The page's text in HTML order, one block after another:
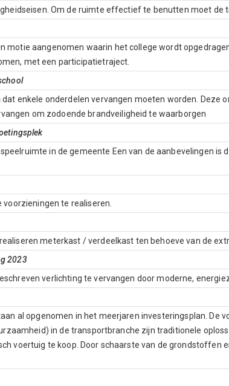
Om de ruimte effectief te benutten moet de
motie aangenomen waarin het college wordt
met een participatietraject.
enkele onderdelen vervangen moeten worden. Deze
om zodoende brandveiligheid te waarborgen
in de gemeente Een van de aanbevelingen is
te realiseren.
meterkast / verdeelkast ten behoeve van de
2023
verlichting te vervangen door moderne,
al opgenomen in het meerjaren investeringsplan. De
in de transportbranche zijn traditionele
voertuig te koop. Door schaarste van de grondstoffen